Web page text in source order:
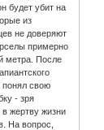
будет убит на
из
не доверяют
примерно
метра. После
понял свою
- зря
жертву жизни
На вопрос,